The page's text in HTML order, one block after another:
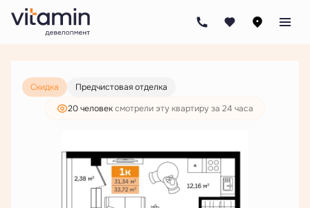
1-комнатная 6 242 000 руб.
4 776 000 руб.
Скидка
Предчистовая отделка
20 человексмотрели эту квартиру за 24 часа